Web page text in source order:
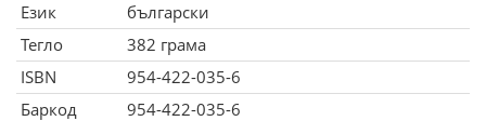
Език
български
Тегло
382 грама
ISBN
954-422-035-6
Баркод
954-422-035-6